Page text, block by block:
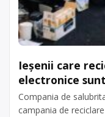
Ieșenii care
electronice
Compania de
campania de